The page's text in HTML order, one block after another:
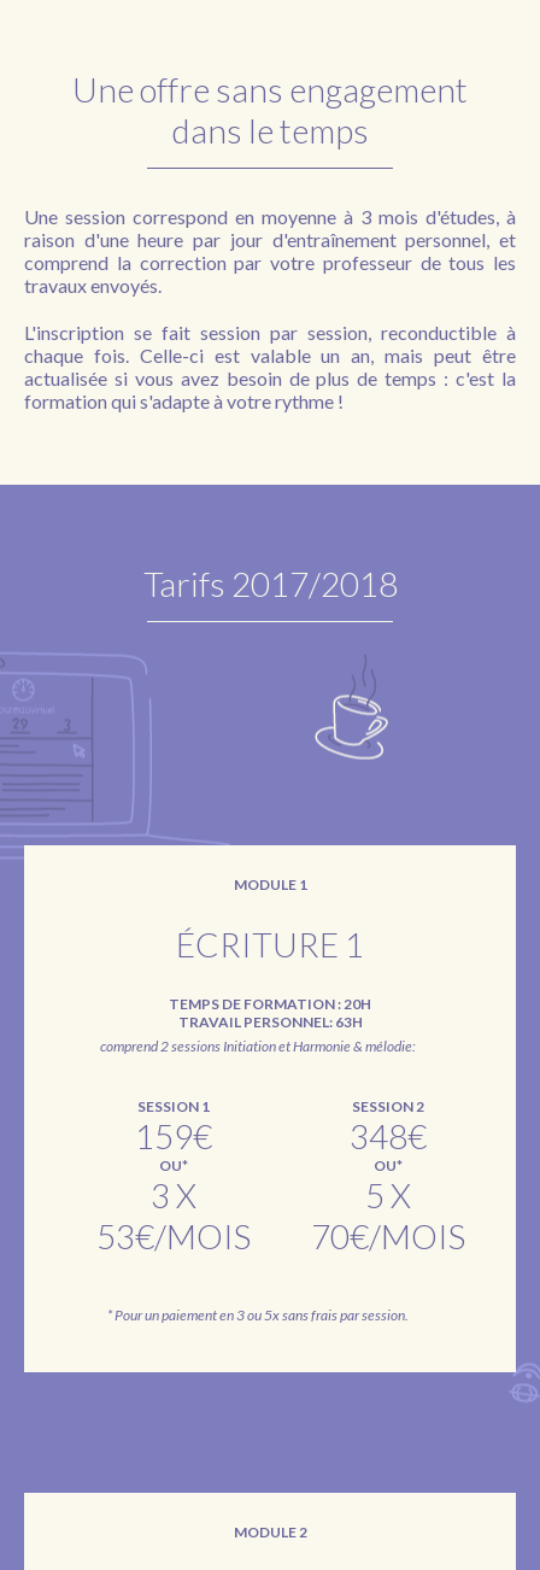
Une offre sans engagement
dans le temps
Une session correspond en moyenne à 3 mois d'études, à
raison d'une heure par jour d'entraînement personnel, et
comprend la correction par votre professeur de tous les
travaux envoyés.
L'inscription se fait session par session, reconductible à
chaque fois. Celle-ci est valable un an, mais peut être
actualisée si vous avez besoin de plus de temps : c'est la
formation qui s'adapte à votre rythme !
Tarifs 2017/2018
MODULE 1
ÉCRITURE 1
TEMPS DE FORMATION : 20H
TRAVAIL PERSONNEL: 63H
comprend 2 sessions Initiation et Harmonie & mélodie:
SESSION 1
159€
OU*
3 X
53€/MOIS
SESSION 2
348€
OU*
5 X
70€/MOIS
* Pour un paiement en 3 ou 5x sans frais par session.
MODULE 2